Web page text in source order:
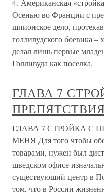
4. Американская
Осенью во Франции с
шпионское дело,
голливудского боевика –
делал лишь первые
Голливуда как поселка,
ГЛАВА 7
ГЛАВА 7 СТРОЙКА С
МЕНЯ Для того чтобы
товарами, нужен был
шведском офисе
существующий центр в
том, что в России